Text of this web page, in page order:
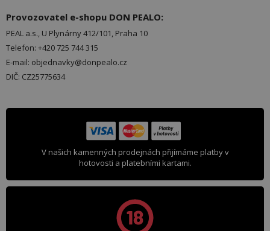
Provozovatel e-shopu DON PEALO:
PEAL a.s., U Plynárny 412/101, Praha 10
Telefon: +420 725 744 315
E-mail: objednavky@donpealo.cz
DIČ: CZ25775634
V našich kamenných prodejnách přijímáme platby v
hotovosti a platebními kartami.